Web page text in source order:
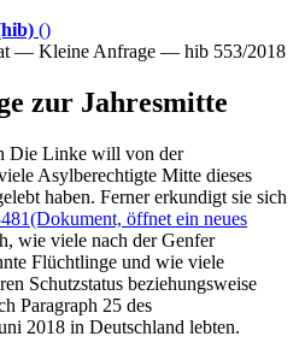
()
— Kleine Anfrage — hib 553/2018
zur Jahresmitte
Die Linke will von der
Asylberechtigte Mitte dieses
haben. Ferner erkundigt sie sich
(Dokument, öffnet ein neues
wie viele nach der Genfer
Flüchtlinge und wie viele
Schutzstatus beziehungsweise
Paragraph 25 des
2018 in Deutschland lebten.